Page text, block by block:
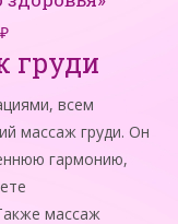
₽Текущая
цена:
2,199.00 ₽.
груди
всем
массаж груди. Он
гармонию,
массаж